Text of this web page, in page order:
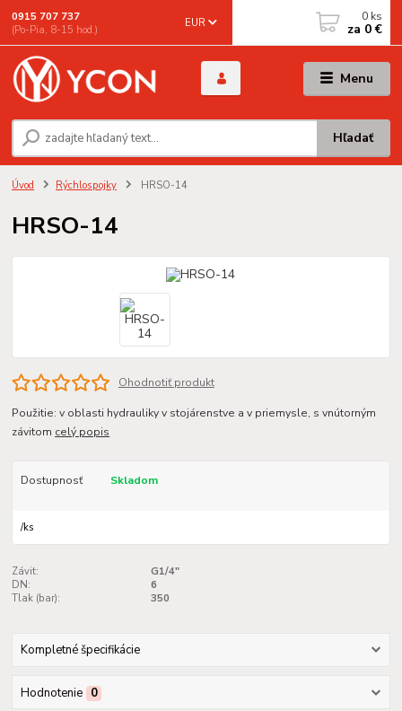
Menu
EUR
Hľadať
0915 707 737
(Po-Pia, 8-15 hod.)
0 ks
za 0 €
Úvod Rýchlospojky HRSO-14
HRSO-14
Ohodnotiť produkt
Použitie: v oblasti hydrauliky v stojárenstve a v priemysle, s vnútorným
závitom celý popis
Dostupnosť Skladom
/ks
Závit:
G1/4"
DN:
6
Tlak (bar):
350
Kompletné špecifikácie
Hodnotenie 0